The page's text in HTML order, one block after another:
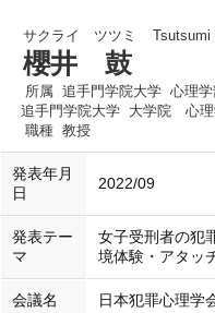
サクライ ツツミ Tsutsumi
櫻井 鼓
所属 追手門学院大学 心理
追手門学院大学 大学院 心理
職種 教授
発表年月
日
2022/09
発表テー
マ
女子受刑者の犯
境体験・アタッ
会議名 日本犯罪心理学